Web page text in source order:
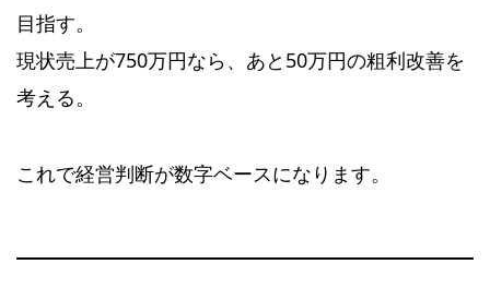
目指す。
現状売上が750万円なら、あと50万円の粗利改善を
考える。
これで経営判断が数字ベースになります。